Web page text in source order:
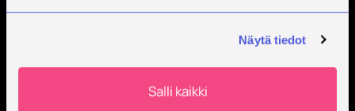
Näytä tiedot
Salli kaikki